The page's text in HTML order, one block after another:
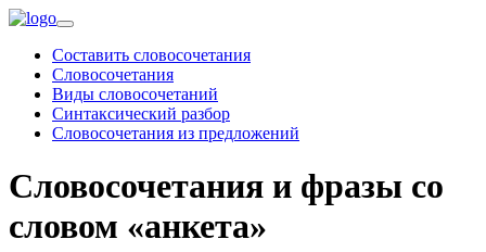
Составить словосочетания
Словосочетания
Виды словосочетаний
Синтаксический разбор
Словосочетания из предложений
Словосочетания и фразы со
словом «анкета»